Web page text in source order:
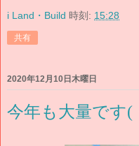
i Land・Build 時刻: 15:28
共有
2020年12月10日木曜日
今年も大量です(